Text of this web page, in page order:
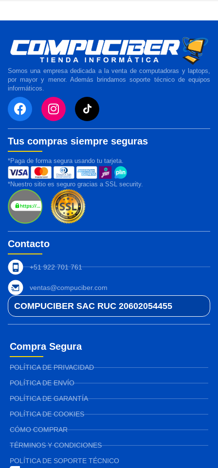
Somos una empresa dedicada a la venta de computadoras y laptops,
por mayor y menor. Además brindamos soporte técnico de equipos
informáticos.
Tus compras siempre seguras
*Paga de forma segura usando tu tarjeta.
*Nuestro sitio es seguro gracias a SSL security.
Contacto
+51 922 701 761
ventas@compuciber.com
COMPUCIBER SAC RUC 20602054455
Compra Segura
POLÍTICA DE PRIVACIDAD
POLÍTICA DE ENVÍO
POLÍTICA DE GARANTÍA
POLÍTICA DE COOKIES
CÓMO COMPRAR
TÉRMINOS Y CONDICIONES
POLÍTICA DE SOPORTE TÉCNICO